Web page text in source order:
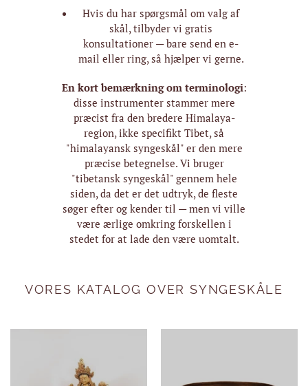
Hvis du har spørgsmål om valg af
skål, tilbyder vi gratis
konsultationer — bare send en e-
mail eller ring, så hjælper vi gerne.
En kort bemærkning om terminologi:
disse instrumenter stammer mere
præcist fra den bredere Himalaya-
region, ikke specifikt Tibet, så
"himalayansk syngeskål" er den mere
præcise betegnelse. Vi bruger
"tibetansk syngeskål" gennem hele
siden, da det er det udtryk, de fleste
søger efter og kender til — men vi ville
være ærlige omkring forskellen i
stedet for at lade den være uomtalt.
VORES KATALOG OVER SYNGESKÅLE